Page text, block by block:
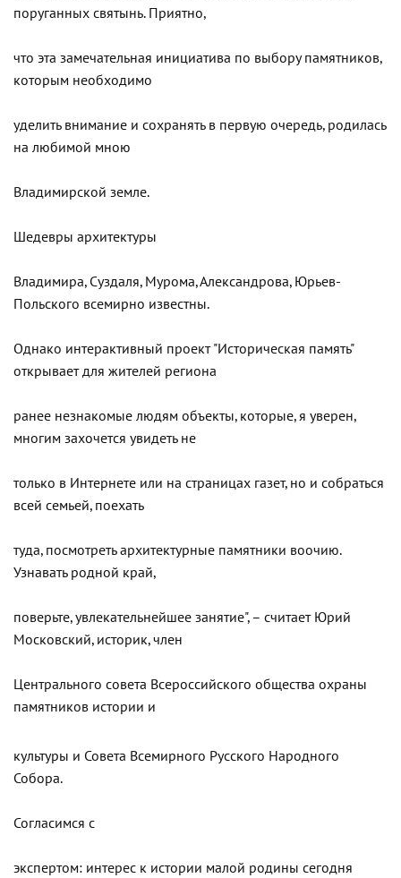
поруганных святынь. Приятно,
что эта замечательная инициатива по выбору памятников,
которым необходимо
уделить внимание и сохранять в первую очередь, родилась
на любимой мною
Владимирской земле.
Шедевры архитектуры
Владимира, Суздаля, Мурома, Александрова, Юрьев-
Польского всемирно известны.
Однако интерактивный проект "Историческая память"
открывает для жителей региона
ранее незнакомые людям объекты, которые, я уверен,
многим захочется увидеть не
только в Интернете или на страницах газет, но и собраться
всей семьей, поехать
туда, посмотреть архитектурные памятники воочию.
Узнавать родной край,
поверьте, увлекательнейшее занятие", – считает Юрий
Московский, историк, член
Центрального совета Всероссийского общества охраны
памятников истории и
культуры и Совета Всемирного Русского Народного
Собора.
Согласимся с
экспертом: интерес к истории малой родины сегодня